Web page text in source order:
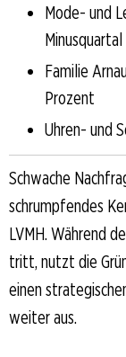
Mode- und
Minusquartal
Familie
Prozent
Uhren- und
Schwache
schrumpfendes
LVMH. Während
tritt, nutzt die
einen
weiter aus.